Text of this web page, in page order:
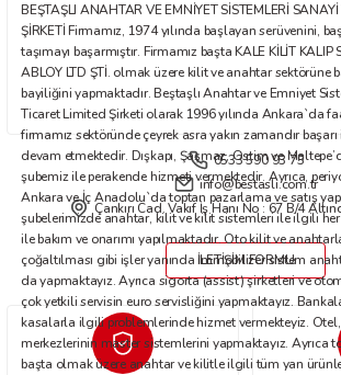
Bu ürüne benzer farklı alternatifler olmalı.
Gönder
BEŞTAŞLI ANAHTAR VE EMNİYET SİSTEMLERİ
ŞİRKETİ Firmamız, 1974 yılında başlayan serüvenini,
taşımayı başarmıştır. Firmamız başta KALE KİLİT
ABLOY LTD ŞTİ. olmak üzere kilit ve anahtar sektörüne
bayiliğini yapmaktadır. Beştaşlı Anahtar ve Emniyet
Ticaret Limited Şirketi olarak 1996 yılında Ankara`da
firmamız sektöründe çeyrek asra yakın zamandır
devam etmektedir. Dışkapı, Şaşmaz, Ostim ve
şubemiz ile perakende hizmeti vermektedir. Ayrıca,
Ankara ve İç Anadolu`da toptan pazarlama ve satış
şubelerimizde anahtar, kilit ve kilit sistemleri ile ilgili her
ile bakım ve onarımı yapılmaktadır. Oto kilit ve
çoğaltılması gibi işler yanında immobilizer sistem
da yapmaktayız. Ayrıca sigorta (assist) şirketleri ve
çok yetkili servisin euro servisliğini yapmaktayız.
kasalarla ilgili problemlerinde hizmet vermekteyiz.
merkezlerinin master sistemlerini yapmaktayız. Ayrıca
başta olmak üzere anahtar ve kilitle ilgili tüm yan
0533 590 93 75
info@bestasli.com.tr
Çankırı Cad. Vakıf İş Hanı No : 67 B/4
İLETİŞİM FORMU